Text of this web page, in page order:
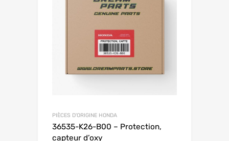
PIÈCES D'ORIGINE HONDA
36535-K26-B00 – Protection,
capteur d’oxy